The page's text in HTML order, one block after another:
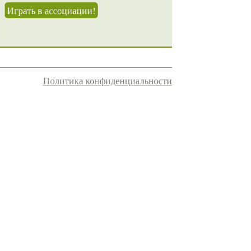
Играть в ассоциации!
Политика конфиденциальности